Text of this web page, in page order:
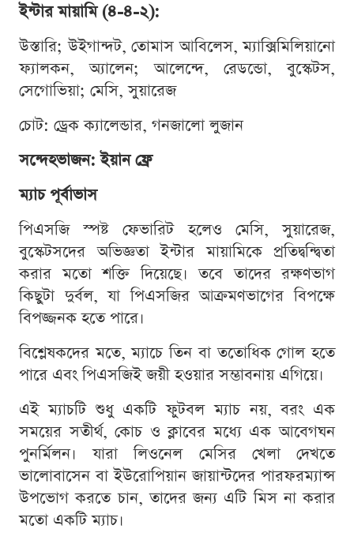
ইন্টার মায়ামি (৪-৪-২):
উস্তারি; উইগান্দট, তোমাস আবিলেস, ম্যাক্সিমিলিয়ানো
ফ্যালকন, অ্যালেন; আলেন্দে, রেডন্ডো, বুস্কেটস,
সেগোভিয়া; মেসি, সুয়ারেজ
চোট: ড্রেক ক্যালেন্ডার, গনজালো লুজান
সন্দেহভাজন: ইয়ান ফ্রে
ম্যাচ পূর্বাভাস
পিএসজি স্পষ্ট ফেভারিট হলেও মেসি, সুয়ারেজ,
বুস্কেটসদের অভিজ্ঞতা ইন্টার মায়ামিকে প্রতিদ্বন্দ্বিতা
করার মতো শক্তি দিয়েছে। তবে তাদের রক্ষণভাগ
কিছুটা দুর্বল, যা পিএসজির আক্রমণভাগের বিপক্ষে
বিপজ্জনক হতে পারে।
বিশ্লেষকদের মতে, ম্যাচে তিন বা ততোধিক গোল হতে
পারে এবং পিএসজিই জয়ী হওয়ার সম্ভাবনায় এগিয়ে।
এই ম্যাচটি শুধু একটি ফুটবল ম্যাচ নয়, বরং এক
সময়ের সতীর্থ, কোচ ও ক্লাবের মধ্যে এক আবেগঘন
পুনর্মিলন। যারা লিওনেল মেসির খেলা দেখতে
ভালোবাসেন বা ইউরোপিয়ান জায়ান্টদের পারফরম্যান্স
উপভোগ করতে চান, তাদের জন্য এটি মিস না করার
মতো একটি ম্যাচ।